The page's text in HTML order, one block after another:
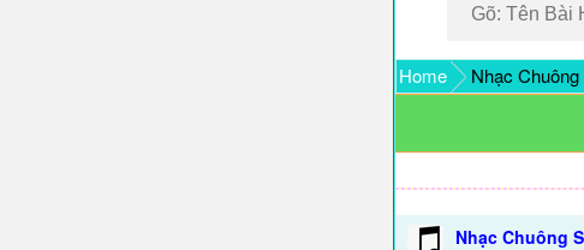
Home Nhạc
Nhạc Chuông